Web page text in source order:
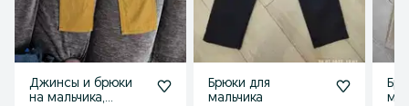
Джинсы и брюки
на мальчика,
Брюки для
мальчика